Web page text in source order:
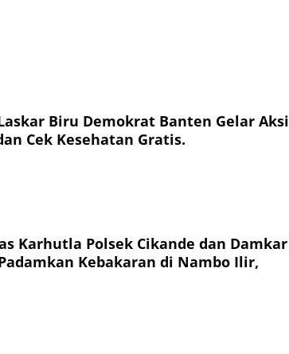
Biru Demokrat Banten Gelar Aksi
Cek Kesehatan Gratis.
Karhutla Polsek Cikande dan Damkar
Kebakaran di Nambo Ilir,